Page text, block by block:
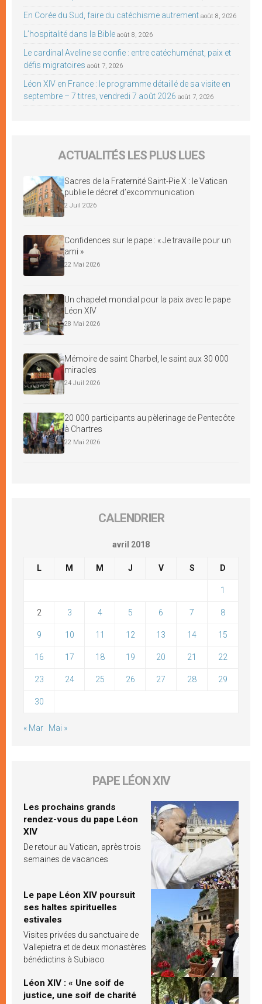
En Corée du Sud, faire du catéchisme autrement août 8, 2026
L’hospitalité dans la Bible août 8, 2026
Le cardinal Aveline se confie : entre catéchuménat, paix et
défis migratoires août 7, 2026
Léon XIV en France : le programme détaillé de sa visite en
septembre – 7 titres, vendredi 7 août 2026 août 7, 2026
ACTUALITÉS LES PLUS LUES
Sacres de la Fraternité Saint-Pie X : le Vatican
publie le décret d’excommunication
2 Juil 2026
Confidences sur le pape : « Je travaille pour un
ami »
22 Mai 2026
Un chapelet mondial pour la paix avec le pape
Léon XIV
28 Mai 2026
Mémoire de saint Charbel, le saint aux 30 000
miracles
24 Juil 2026
20 000 participants au pèlerinage de Pentecôte
à Chartres
22 Mai 2026
CALENDRIER
avril 2018
L M M J V S D
1
2 3 4 5 6 7 8
9 10 11 12 13 14 15
16 17 18 19 20 21 22
23 24 25 26 27 28 29
30
« Mar Mai »
PAPE LÉON XIV
Les prochains grands
rendez-vous du pape Léon
XIV
De retour au Vatican, après trois
semaines de vacances
Le pape Léon XIV poursuit
ses haltes spirituelles
estivales
Visites privées du sanctuaire de
Vallepietra et de deux monastères
bénédictins à Subiaco
Léon XIV : « Une soif de
justice, une soif de charité